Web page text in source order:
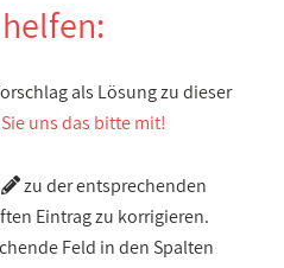
als Lösung zu dieser
uns das bitte mit!
zu der entsprechenden
Eintrag zu korrigieren.
Feld in den Spalten